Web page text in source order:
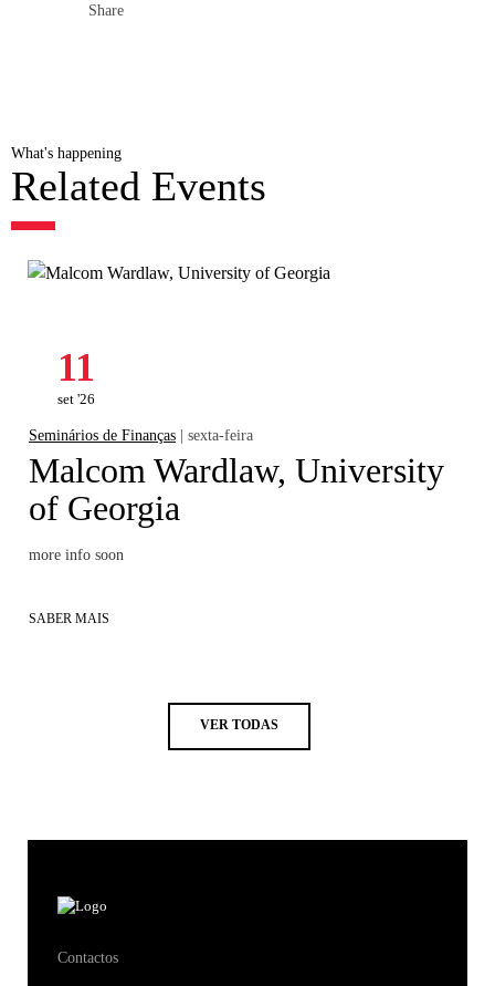
Share
What's happening
Related Events
11
set '26
Seminários de Finanças | sexta-feira
Malcom Wardlaw, University
of Georgia
more info soon
SABER MAIS
VER TODAS
Contactos